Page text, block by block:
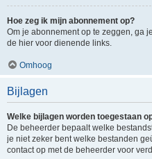
Hoe zeg ik mijn abonnement op?
Om je abonnement op te zeggen, ga
de hier voor dienende links.
Omhoog
Bijlagen
Welke bijlagen worden toegestaan
De beheerder bepaalt welke
je niet zeker bent welke bestanden
contact op met de beheerder voor